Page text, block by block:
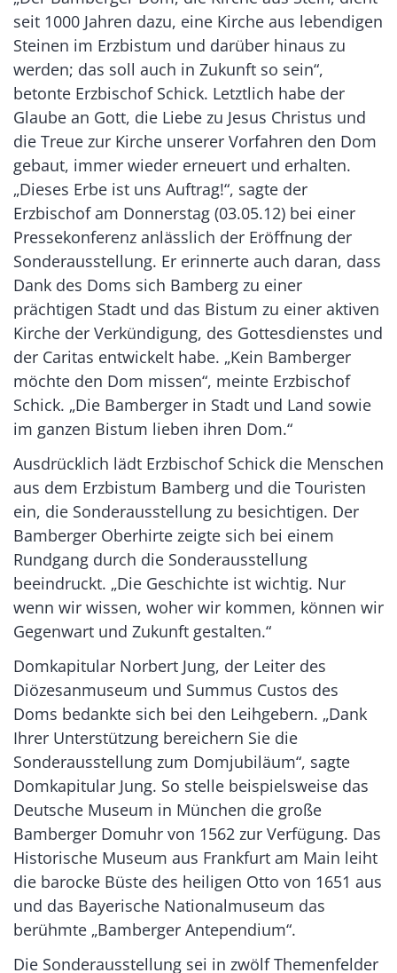
seit 1000 Jahren dazu, eine Kirche aus lebendigen
Steinen im Erzbistum und darüber hinaus zu
werden; das soll auch in Zukunft so sein“,
betonte Erzbischof Schick. Letztlich habe der
Glaube an Gott, die Liebe zu Jesus Christus und
die Treue zur Kirche unserer Vorfahren den Dom
gebaut, immer wieder erneuert und erhalten.
„Dieses Erbe ist uns Auftrag!“, sagte der
Erzbischof am Donnerstag (03.05.12) bei einer
Pressekonferenz anlässlich der Eröffnung der
Sonderausstellung. Er erinnerte auch daran, dass
Dank des Doms sich Bamberg zu einer
prächtigen Stadt und das Bistum zu einer aktiven
Kirche der Verkündigung, des Gottesdienstes und
der Caritas entwickelt habe. „Kein Bamberger
möchte den Dom missen“, meinte Erzbischof
Schick. „Die Bamberger in Stadt und Land sowie
im ganzen Bistum lieben ihren Dom.“
Ausdrücklich lädt Erzbischof Schick die Menschen
aus dem Erzbistum Bamberg und die Touristen
ein, die Sonderausstellung zu besichtigen. Der
Bamberger Oberhirte zeigte sich bei einem
Rundgang durch die Sonderausstellung
beeindruckt. „Die Geschichte ist wichtig. Nur
wenn wir wissen, woher wir kommen, können wir
Gegenwart und Zukunft gestalten.“
Domkapitular Norbert Jung, der Leiter des
Diözesanmuseum und Summus Custos des
Doms bedankte sich bei den Leihgebern. „Dank
Ihrer Unterstützung bereichern Sie die
Sonderausstellung zum Domjubiläum“, sagte
Domkapitular Jung. So stelle beispielsweise das
Deutsche Museum in München die große
Bamberger Domuhr von 1562 zur Verfügung. Das
Historische Museum aus Frankfurt am Main leiht
die barocke Büste des heiligen Otto von 1651 aus
und das Bayerische Nationalmuseum das
berühmte „Bamberger Antependium“.
Die Sonderausstellung sei in zwölf Themenfelder